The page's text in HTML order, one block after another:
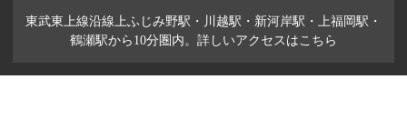
東武東上線沿線上ふじみ野駅・川越駅・新河岸駅・上福岡駅・
鶴瀬駅から10分圏内。詳しいアクセスはこちら